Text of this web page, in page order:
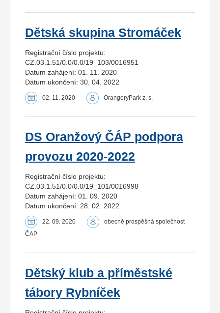
Dětská skupina Stromáček
Registrační číslo projektu:
CZ.03.1.51/0.0/0.0/19_103/0016951
Datum zahájení: 01. 11. 2020
Datum ukončení: 30. 04. 2022
02. 11. 2020 OrangeryPark z. s.
DS Oranžový ČÁP podpora
provozu 2020-2022
Registrační číslo projektu:
CZ.03.1.51/0.0/0.0/19_101/0016998
Datum zahájení: 01. 09. 2020
Datum ukončení: 28. 02. 2022
22. 09. 2020
obecně prospěšná společnost
ČAP
Dětský klub a příměstské
tábory Rybníček